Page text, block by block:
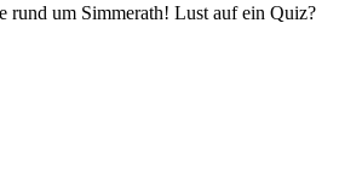
rund um Simmerath! Lust auf ein Quiz?